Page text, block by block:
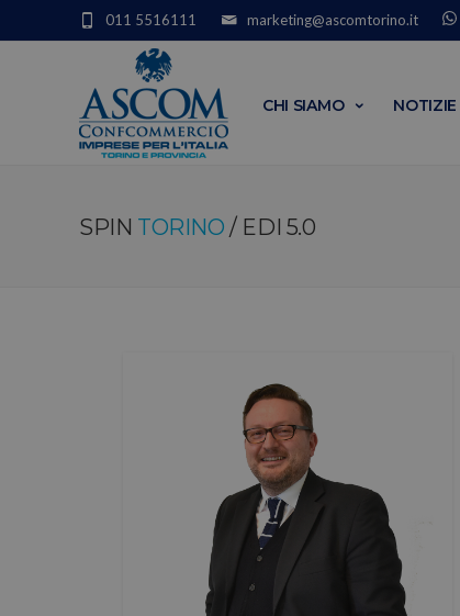
marketing@ascomtorino.it
011 5516111
CHI SIAMO NOTIZIE
SPIN TORINO / EDI 5.0